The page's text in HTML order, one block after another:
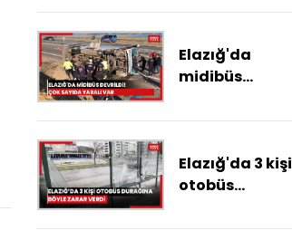
oynamaya
Elazığ'da
midibüs
sayıda yaralı
Elazığ'da 3 kişi
otobüs
zarar verdi